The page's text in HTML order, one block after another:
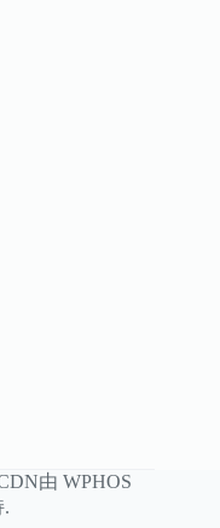
由WPHOS
.